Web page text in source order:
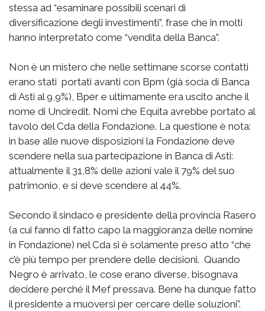
stessa ad “esaminare possibili scenari di
diversificazione degli investimenti”, frase che in molti
hanno interpretato come “vendita della Banca”.
Non è un mistero che nelle settimane scorse contatti
erano stati portati avanti con Bpm (già socia di Banca
di Asti al 9,9%), Bper e ultimamente era uscito anche il
nome di Unciredit. Nomi che Equita avrebbe portato al
tavolo del Cda della Fondazione. La questione è nota:
in base alle nuove disposizioni la Fondazione deve
scendere nella sua partecipazione in Banca di Asti:
attualmente il 31,8% delle azioni vale il 79% del suo
patrimonio, e si deve scendere al 44%.
Secondo il sindaco e presidente della provincia Rasero
(a cui fanno di fatto capo la maggioranza delle nomine
in Fondazione) nel Cda si è solamente preso atto “che
c’è più tempo per prendere delle decisioni. Quando
Negro è arrivato, le cose erano diverse, bisognava
decidere perché il Mef pressava. Bene ha dunque fatto
il presidente a muoversi per cercare delle soluzioni”.